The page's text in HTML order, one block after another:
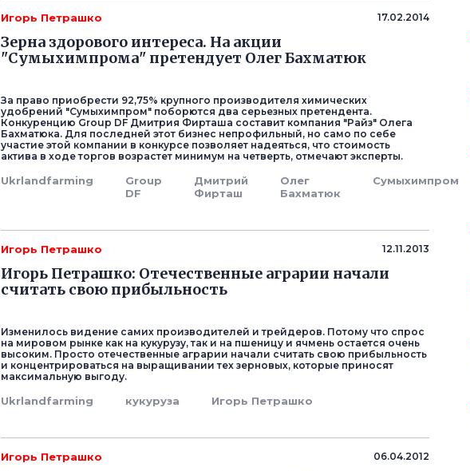
Игорь Петрашко 17.02.2014
Зерна здорового интереса. На акции
"Сумыхимпрома" претендует Олег Бахматюк
За право приобрести 92,75% крупного производителя химических
удобрений "Сумыхимпром" поборются два серьезных претендента.
Конкуренцию Group DF Дмитрия Фирташа составит компания "Райз" Олега
Бахматюка. Для последней этот бизнес непрофильный, но само по себе
участие этой компании в конкурсе позволяет надеяться, что стоимость
актива в ходе торгов возрастет минимум на четверть, отмечают эксперты.
Ukrlandfarming
Group
DF
Дмитрий
Фирташ
Олег
Бахматюк
Сумыхимпром
Игорь Петрашко 12.11.2013
Игорь Петрашко: Отечественные аграрии начали
считать свою прибыльность
Изменилось видение самих производителей и трейдеров. Потому что спрос
на мировом рынке как на кукурузу, так и на пшеницу и ячмень остается очень
высоким. Просто отечественные аграрии начали считать свою прибыльность
и концентрироваться на выращивании тех зерновых, которые приносят
максимальную выгоду.
Ukrlandfarming кукуруза Игорь Петрашко
Игорь Петрашко 06.04.2012